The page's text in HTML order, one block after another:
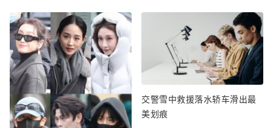
交警雪中救援落水轿车滑出最
美划痕